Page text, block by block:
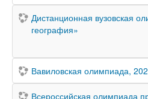
Дистанционная вузовская
география»
Вавиловская олимпиада,
Всероссийская олимпиада